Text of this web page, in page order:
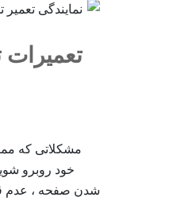
مشکلاتی که
خود روبرو
شدن صفحه ، عدم